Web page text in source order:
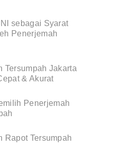
sebagai Syarat
Penerjemah
Tersumpah Jakarta
& Akurat
Penerjemah
Rapot Tersumpah